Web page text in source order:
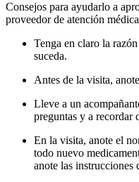
Consejos para ayudarlo a
proveedor de atención
Tenga en claro la
suceda.
Antes de la visita,
Lleve a un
preguntas y a recordar
En la visita, anote el
todo nuevo
anote las instrucciones